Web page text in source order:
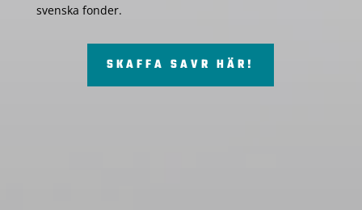
svenska fonder.
SKAFFA SAVR HÄR!